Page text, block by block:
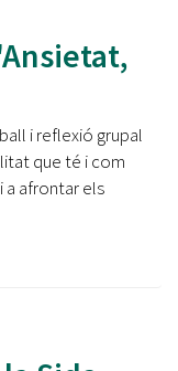
i reflexió grupal
que té i com
a afrontar els